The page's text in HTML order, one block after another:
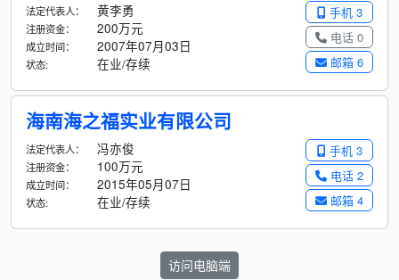
手机 3
电话 0
邮箱 6
法定代表人： 黄李勇
注册资金： 200万元
成立时间： 2007年07月03日
状态: 在业/存续
海南海之福实业有限公司
手机 3
电话 2
邮箱 4
法定代表人： 冯亦俊
注册资金： 100万元
成立时间： 2015年05月07日
状态: 在业/存续
访问电脑端